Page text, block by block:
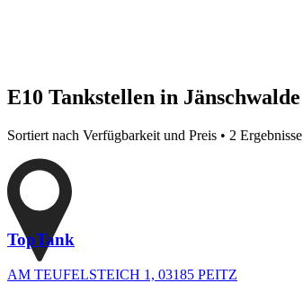
E10 Tankstellen in Jänschwalde
Sortiert nach Verfügbarkeit und Preis • 2 Ergebnisse
TopTank
AM TEUFELSTEICH 1, 03185 PEITZ